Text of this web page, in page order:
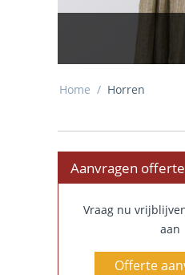
Home / Horren
Aanvragen offerte
Vraag nu
aan
Offerte